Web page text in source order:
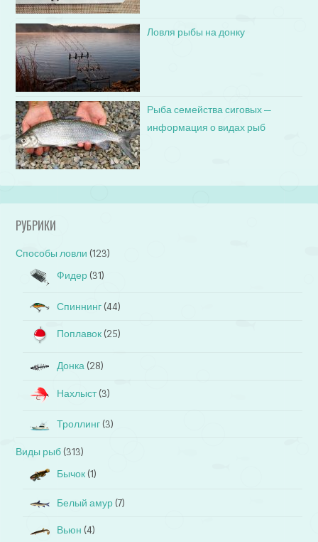
Ловля рыбы на донку
Рыба семейства сиговых —
информация о видах рыб
РУБРИКИ
Способы ловли (123)
Фидер (31)
Спиннинг (44)
Поплавок (25)
Донка (28)
Нахлыст(3)
Троллинг (3)
Виды рыб (313)
Бычок (1)
Белый амур (7)
Вьюн (4)